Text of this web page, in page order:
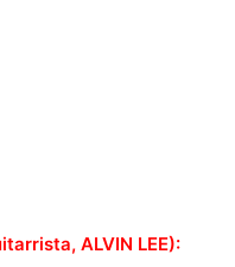
ALVIN LEE):